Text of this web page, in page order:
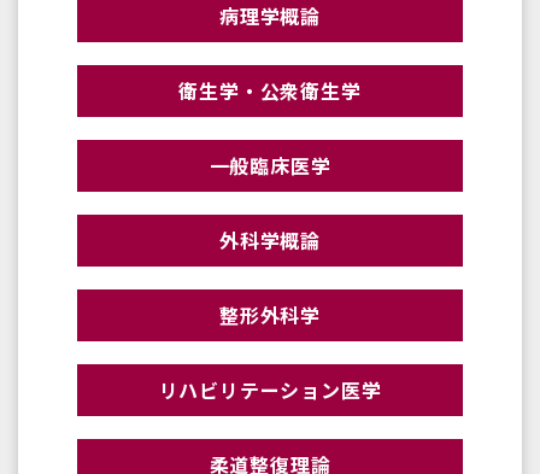
病理学概論
衛生学・公衆衛生学
一般臨床医学
外科学概論
整形外科学
リハビリテーション医学
柔道整復理論